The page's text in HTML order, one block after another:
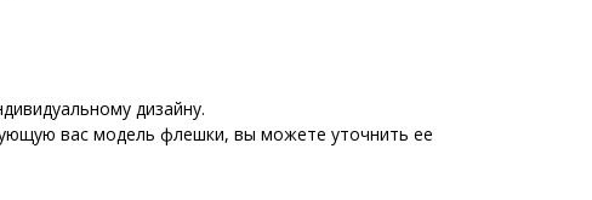
дизайну.
вас модель флешки, вы можете уточнить ее